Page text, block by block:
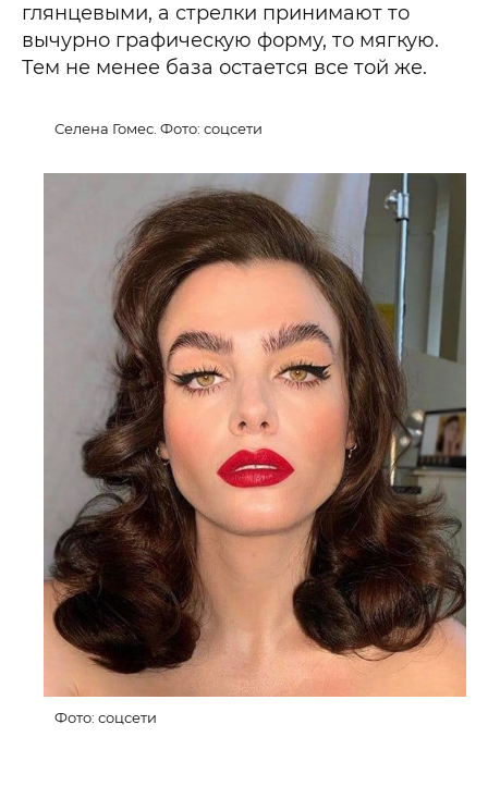
глянцевыми, а стрелки принимают то
вычурно графическую форму, то мягкую.
Тем не менее база остается все той же.
Селена Гомес. Фото: соцсети
Фото: соцсети